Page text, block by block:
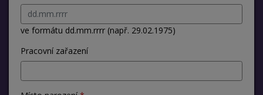
ve formátu dd.mm.rrrr (např. 29.02.1975)
Pracovní zařazení